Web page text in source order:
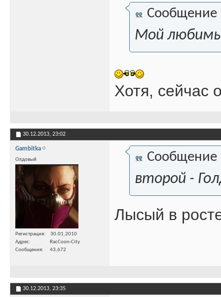
Сообщение
Мой
Хотя, сейчас
30.12.2013, 23:02
Gambitka
Олдовый
Регистрация
30.01.2010
Адрес
RacCoon-City
Сообщения
43,672
Сообщение
второй -
Лысый в
30.12.2013, 23:35